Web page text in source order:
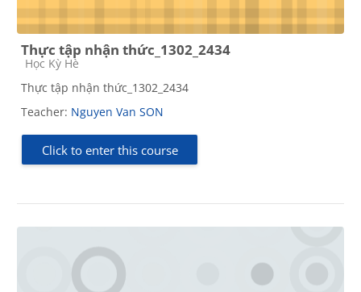
Thực tập nhận thức_1302_2434
Course category
Học Kỳ Hè
Thực tập nhận thức_1302_2434
Teacher: Nguyen Van SON
Click to enter this course